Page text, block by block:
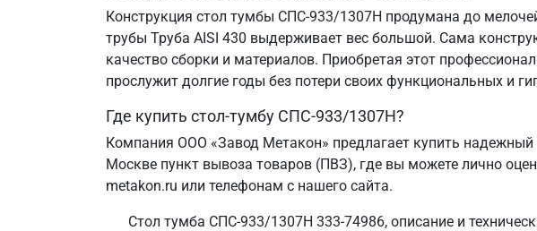
Конструкция стол тумбы СПС-933/1307Н продумана до
трубы Труба AISI 430 выдерживает вес большой. Сама
качество сборки и материалов. Приобретая этот
прослужит долгие годы без потери своих функциональных и
Где купить стол-тумбу СПС-933/1307Н?
Компания ООО «Завод Метакон» предлагает купить
Москве пункт вывоза товаров (ПВЗ), где вы можете лично
metakon.ru или телефонам с нашего сайта.
Стол тумба СПС-933/1307Н 333-74986, описание и